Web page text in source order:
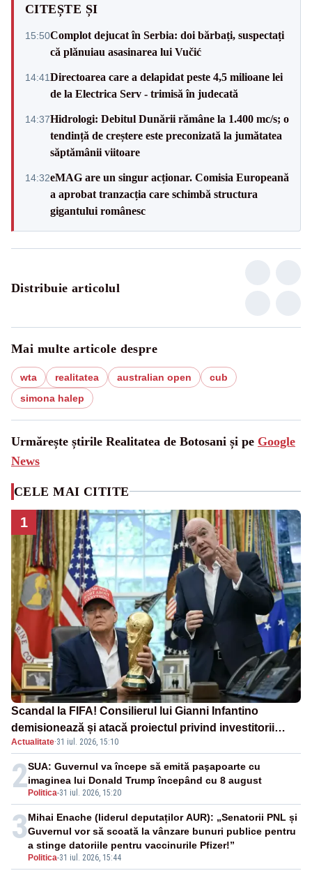
CITEȘTE ȘI
15:50Complot dejucat în Serbia: doi bărbați, suspectați
că plănuiau asasinarea lui Vučić
14:41Directoarea care a delapidat peste 4,5 milioane lei
de la Electrica Serv - trimisă în judecată
14:37Hidrologi: Debitul Dunării rămâne la 1.400 mc/s; o
tendință de creștere este preconizată la jumătatea
săptămânii viitoare
14:32eMAG are un singur acționar. Comisia Europeană
a aprobat tranzacția care schimbă structura
gigantului românesc
Distribuie articolul
Mai multe articole despre
wta realitatea australian open
cub
simona halep
Urmărește știrile Realitatea de Botosani și pe Google
News
CELE MAI CITITE
1
Scandal la FIFA! Consilierul lui Gianni Infantino
demisionează și atacă proiectul privind investitorii
străini
Actualitate·31 iul. 2026, 15:10
2 Politica-31 iul. 2026, 15:20
SUA: Guvernul va începe să emită paşapoarte cu
imaginea lui Donald Trump începând cu 8 august
3
Politica-31 iul. 2026, 15:44
Mihai Enache (liderul deputaților AUR): „Senatorii PNL și
Guvernul vor să scoată la vânzare bunuri publice pentru
a stinge datoriile pentru vaccinurile Pfizer!”